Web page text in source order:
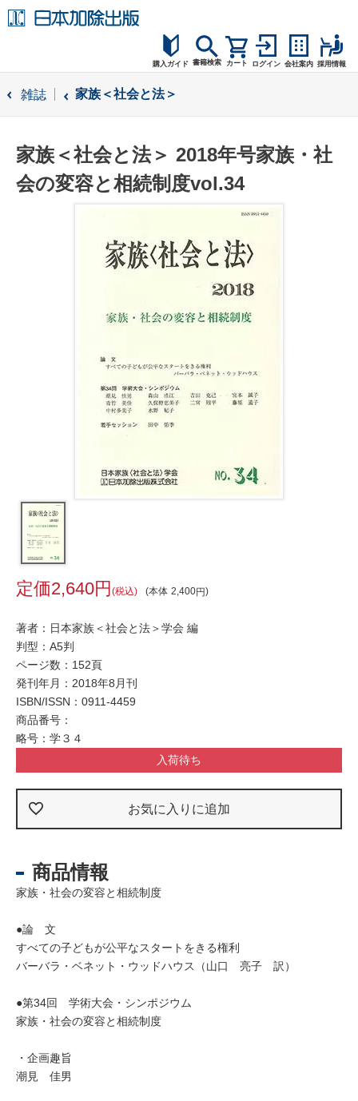
購入ガイド
購入ガイド
お問合せ
書籍検索 カート ログイン 会社案内 採用情報
雑誌 家族＜社会と法＞
家族＜社会と法＞ 2018年号家族・社
会の変容と相続制度vol.34
本体 2,400
2,640 税込
著者：日本家族＜社会と法＞学会 編
判型：A5判
ページ数：152頁
発刊年月：2018年8月刊
ISBN/ISSN： 0911-4459
商品番号：
略号：学３４
入荷待ち
お気に入りに追加
商品情報
家族・社会の変容と相続制度
●論 文
すべての子どもが公平なスタートをきる権利
バーバラ・ベネット・ウッドハウス（山口 亮子 訳）
●第34回 学術大会・シンポジウム
家族・社会の変容と相続制度
・企画趣旨
潮見 佳男